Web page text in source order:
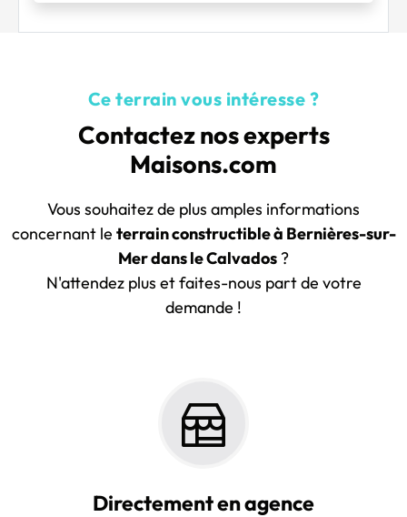
Ce terrain vous intéresse ?
Contactez nos experts
Maisons.com
Vous souhaitez de plus amples informations
concernant le terrain constructible à Bernières-sur-
Mer dans le Calvados ?
N'attendez plus et faites-nous part de votre
demande !
Directement en agence